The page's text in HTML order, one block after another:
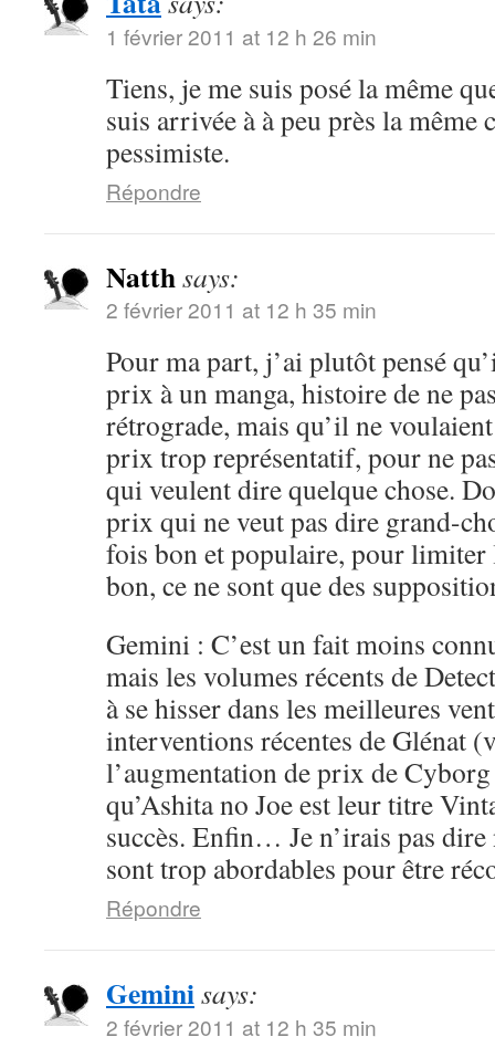
1 février 2011 at 12 h 26 min
Tiens, je me suis posé la même
suis arrivée à à peu près la même
pessimiste.
Répondre
Natthsays:
2 février 2011 at 12 h 35 min
Pour ma part, j’ai plutôt pensé
prix à un manga, histoire de ne
rétrograde, mais qu’il ne
prix trop représentatif, pour ne
qui veulent dire quelque chose.
prix qui ne veut pas dire grand-
fois bon et populaire, pour
bon, ce ne sont que des
Gemini : C’est un fait moins
mais les volumes récents de
à se hisser dans les meilleures
interventions récentes de Glénat
l’augmentation de prix de
qu’Ashita no Joe est leur titre
succès. Enfin… Je n’irais pas
sont trop abordables pour être
Répondre
Geminisays:
2 février 2011 at 12 h 35 min